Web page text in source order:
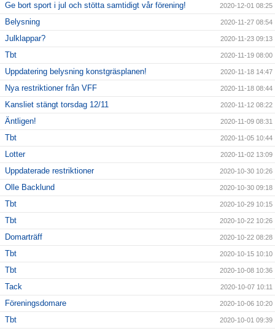
Ge bort sport i jul och stötta samtidigt vår förening! 2020-12-01 08:25
Belysning 2020-11-27 08:54
Julklappar? 2020-11-23 09:13
Tbt 2020-11-19 08:00
Uppdatering belysning konstgräsplanen! 2020-11-18 14:47
Nya restriktioner från VFF 2020-11-18 08:44
Kansliet stängt torsdag 12/11 2020-11-12 08:22
Äntligen! 2020-11-09 08:31
Tbt 2020-11-05 10:44
Lotter 2020-11-02 13:09
Uppdaterade restriktioner 2020-10-30 10:26
Olle Backlund 2020-10-30 09:18
Tbt 2020-10-29 10:15
Tbt 2020-10-22 10:26
Domarträff 2020-10-22 08:28
Tbt 2020-10-15 10:10
Tbt 2020-10-08 10:36
Tack 2020-10-07 10:11
Föreningsdomare 2020-10-06 10:20
Tbt 2020-10-01 09:39